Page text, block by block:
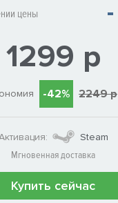
цены
1299 р
-42% 2249 р
Steam
Мгновенная доставка
Купить сейчас